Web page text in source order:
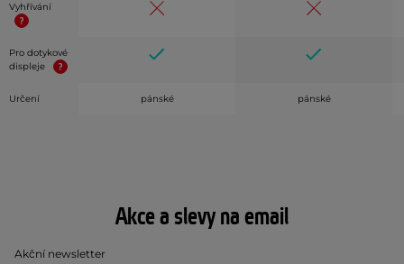
Vyhřívání
Pro dotykové
displeje
Určení pánské pánské
Akce a slevy na email
Akční newsletter